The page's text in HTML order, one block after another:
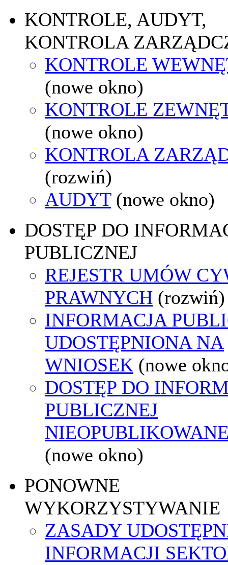
KONTROLE, AUDYT,
KONTROLA
KONTROLE
(nowe okno)
KONTROLE
(nowe okno)
KONTROLA
(rozwiń)
AUDYT (nowe okno)
DOSTĘP DO
PUBLICZNEJ
REJESTR UMÓW
PRAWNYCH (rozwiń)
INFORMACJA
UDOSTĘPNIONA NA
WNIOSEK (nowe
DOSTĘP DO
PUBLICZNEJ
(nowe okno)
PONOWNE
WYKORZYSTYWANIE
ZASADY
INFORMACJI